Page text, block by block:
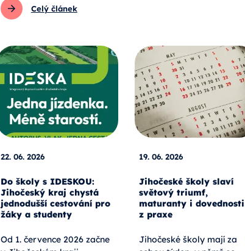
Celý článek
22. 06. 2026
Do školy s IDESKOU:
Jihočeský kraj chystá
jednodušší cestování pro
žáky a studenty
Od 1. července 2026 začne
19. 06. 2026
Jihočeské školy slaví
světový triumf,
maturanty i dovednosti
z praxe
Jihočeské školy mají za